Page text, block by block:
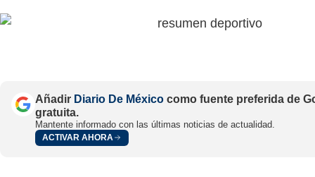
Añadir Diario De México como fuente preferida de
gratuita.
Mantente informado con las últimas noticias de actualidad.
ACTIVAR AHORA